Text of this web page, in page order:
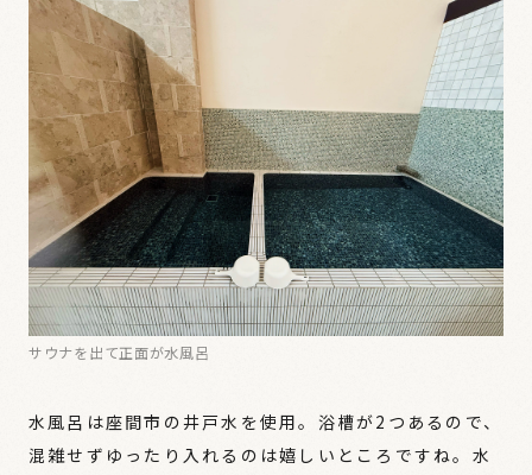
サウナを出て正面が水風呂
水風呂は座間市の井戸水を使用。浴槽が2つあるので、
混雑せずゆったり入れるのは嬉しいところですね。水